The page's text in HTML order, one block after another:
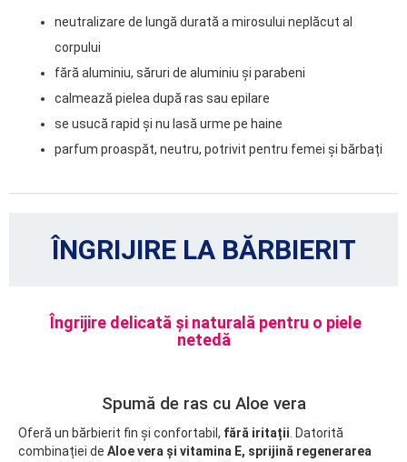
neutralizare de lungă durată a mirosului neplăcut al
corpului
fără aluminiu, săruri de aluminiu și parabeni
calmează pielea după ras sau epilare
se usucă rapid și nu lasă urme pe haine
parfum proaspăt, neutru, potrivit pentru femei și bărbați
ÎNGRIJIRE LA BĂRBIERIT
Îngrijire delicată și naturală pentru o piele
netedă
Spumă de ras cu Aloe vera
Oferă un bărbierit fin și confortabil, fără iritații . Datorită
combinației de Aloe vera și vitamina E, sprijină regenerarea